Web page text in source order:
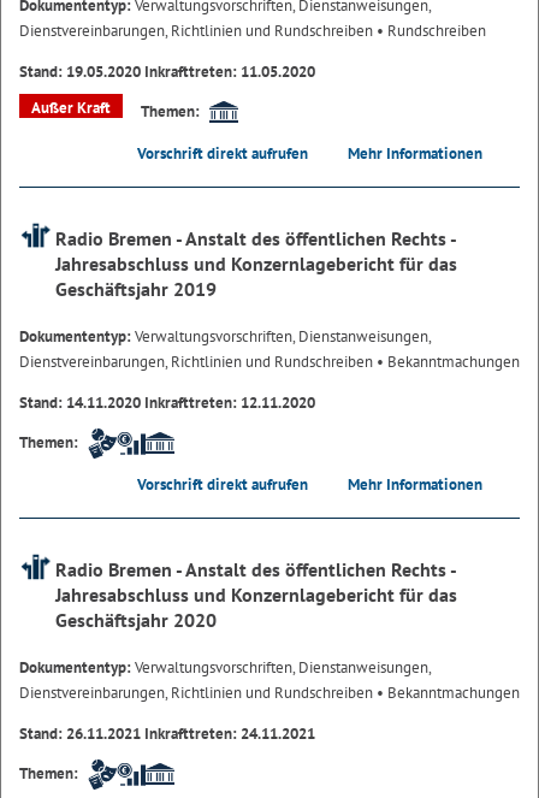
Dokumententyp:Verwaltungsvorschriften, Dienstanweisungen,
Dienstvereinbarungen, Richtlinien und Rundschreiben • Rundschreiben
Stand: 19.05.2020 Inkrafttreten: 11.05.2020
Außer Kraft
Themen:
Vorschrift direkt aufrufen Mehr Informationen
Radio Bremen - Anstalt des öffentlichen Rechts -
Jahresabschluss und Konzernlagebericht für das
Geschäftsjahr 2019
Dokumententyp:Verwaltungsvorschriften, Dienstanweisungen,
Dienstvereinbarungen, Richtlinien und Rundschreiben • Bekanntmachungen
Stand: 14.11.2020 Inkrafttreten: 12.11.2020
Themen:
Vorschrift direkt aufrufen Mehr Informationen
Radio Bremen - Anstalt des öffentlichen Rechts -
Jahresabschluss und Konzernlagebericht für das
Geschäftsjahr 2020
Dokumententyp:Verwaltungsvorschriften, Dienstanweisungen,
Dienstvereinbarungen, Richtlinien und Rundschreiben • Bekanntmachungen
Stand: 26.11.2021 Inkrafttreten: 24.11.2021
Themen: